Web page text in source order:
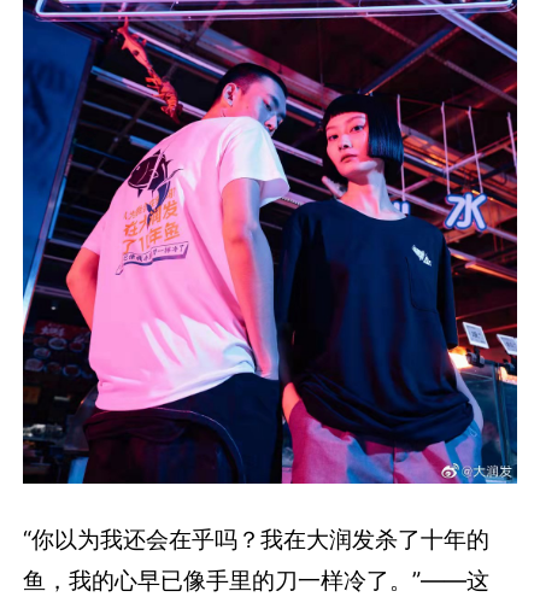
“你以为我还会在乎吗？我在大润发杀了十年的
鱼，我的心早已像手里的刀一样冷了。”——这